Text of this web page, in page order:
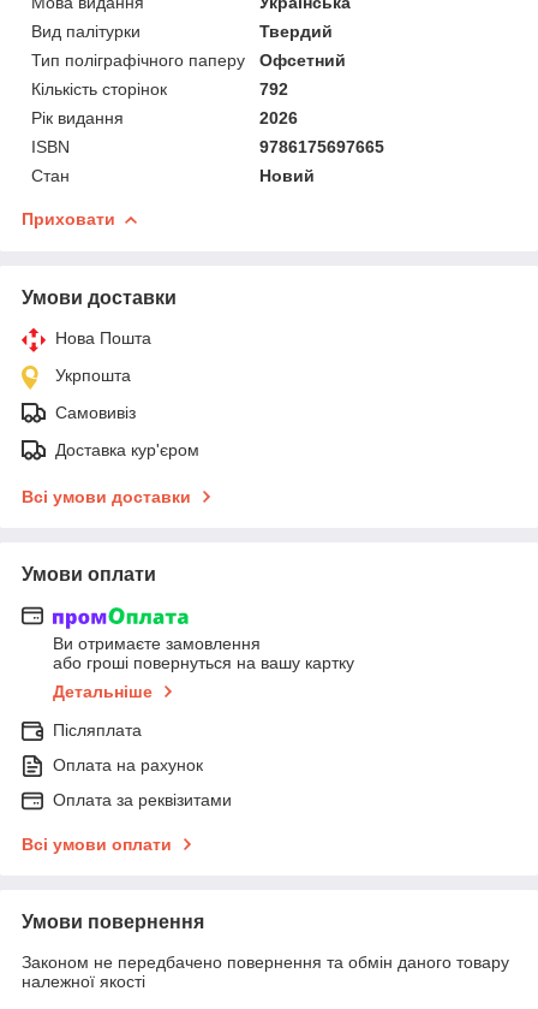
Вид палітурки
Твердий
Тип поліграфічного паперу
Офсетний
Кількість сторінок
792
Рік видання
2026
ISBN
9786175697665
Стан
Новий
Приховати
Умови доставки
Нова Пошта
Укрпошта
Самовивіз
Доставка кур'єром
Всі умови доставки
Умови оплати
Ви отримаєте замовлення
або гроші повернуться на вашу картку
Детальніше
Післяплата
Оплата на рахунок
Оплата за реквізитами
Всі умови оплати
Умови повернення
Законом не передбачено повернення та обмін даного товару
належної якості